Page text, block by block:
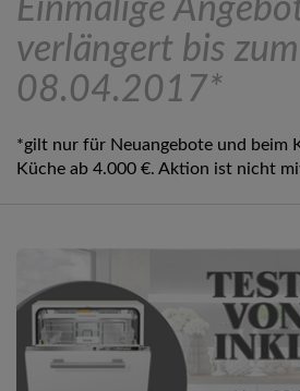
Einmalige
verlängert bis zum
08.04.2017*
*gilt nur für Neuangebote und beim
Küche ab 4.000 €. Aktion ist nicht